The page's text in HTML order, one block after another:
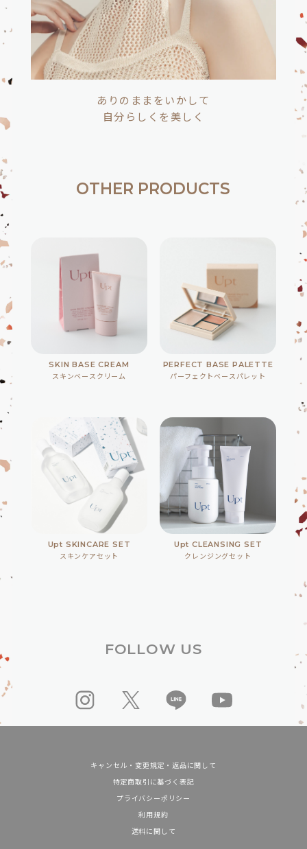
ありのままをいかして
自分らしくを美しく
OTHER PRODUCTS
SKIN BASE CREAM
スキンベースクリーム
PERFECT BASE PALETTE
パーフェクトベースパレット
Upt SKINCARE SET
スキンケアセット
Upt CLEANSING SET
クレンジングセット
FOLLOW US
キャンセル・変更規定・返品に関して
特定商取引に基づく表記
プライバシーポリシー
利用規約
送料に関して